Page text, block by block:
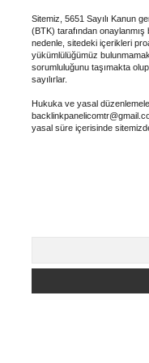
Sitemiz, 5651 Sayılı Kanun
(BTK) tarafından
nedenle, sitedeki içerikleri
yükümlülüğümüz
sorumluluğunu taşımakta
sayılırlar.
Hukuka ve yasal
yasal süre içerisinde